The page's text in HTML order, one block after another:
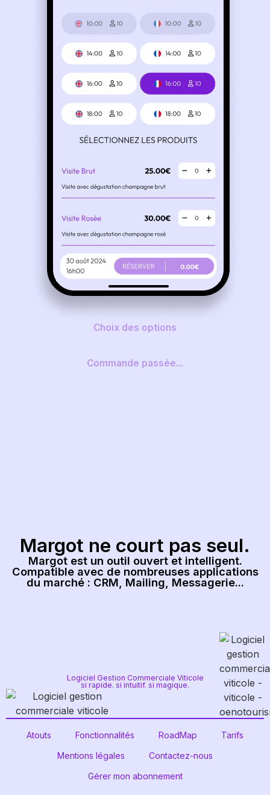
Choix des options
Commande passée...
Margot ne court pas seul.
Margot est un outil ouvert et intelligent.
Compatible avec de nombreuses applications
du marché : CRM, Mailing, Messagerie...
Logiciel Gestion Commerciale Viticole
si rapide. si intuitif. si magique.
Atouts Fonctionnalités RoadMap
Tarifs
Mentions légales
Contactez-nous
Gérer mon abonnement